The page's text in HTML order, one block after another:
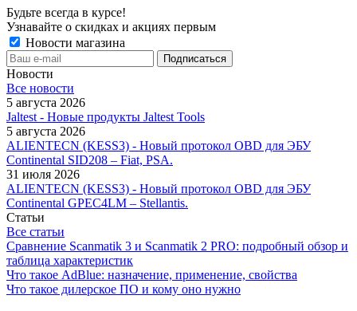
Будьте всегда в курсе!
Узнавайте о скидках и акциях первым
Новости магазина
Новости
Все новости
5 августа 2026
Jaltest - Новые продукты Jaltest Tools
5 августа 2026
ALIENTECN (KESS3) - Новый протокол OBD для ЭБУ
Continental SID208 – Fiat, PSA.
31 июля 2026
ALIENTECN (KESS3) - Новый протокол OBD для ЭБУ
Continental GPEC4LM – Stellantis.
Статьи
Все статьи
Сравнение Scanmatik 3 и Scanmatik 2 PRO: подробный обзор и
таблица характеристик
Что такое AdBlue: назначение, применение, свойства
Что такое дилерское ПО и кому оно нужно